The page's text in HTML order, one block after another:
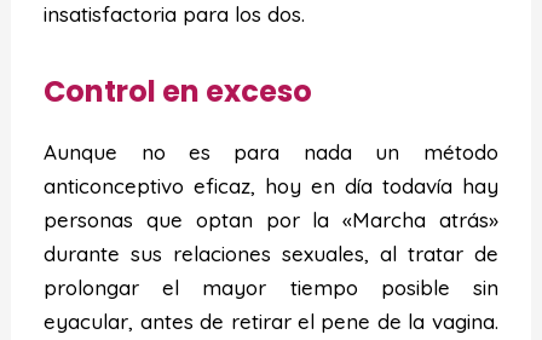
insatisfactoria para los dos.
Control en exceso
Aunque no es para nada un método
anticonceptivo eficaz, hoy en día todavía hay
personas que optan por la «Marcha atrás»
durante sus relaciones sexuales, al tratar de
prolongar el mayor tiempo posible sin
eyacular, antes de retirar el pene de la vagina.